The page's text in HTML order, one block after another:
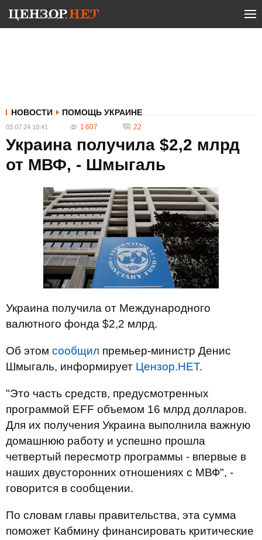
НОВОСТИ ПОМОЩЬ УКРАИНЕ
03.07.24 10:41 1 607 22
Украина получила $2,2 млрд
от МВФ, - Шмыгаль
Украина получила от Международного
валютного фонда $2,2 млрд.
Об этом сообщил премьер-министр Денис
Шмыгаль, информирует Цензор.НЕТ.
"Это часть средств, предусмотренных
программой EFF объемом 16 млрд долларов.
Для их получения Украина выполнила важную
домашнюю работу и успешно прошла
четвертый пересмотр программы - впервые в
наших двусторонних отношениях с МВФ", -
говорится в сообщении.
По словам главы правительства, эта сумма
поможет Кабмину финансировать критические